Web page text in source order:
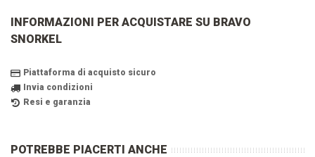
INFORMAZIONI PER ACQUISTARE SU BRAVO
SNORKEL
Piattaforma di acquisto sicuro
Invia condizioni
Resi e garanzia
POTREBBE PIACERTI ANCHE